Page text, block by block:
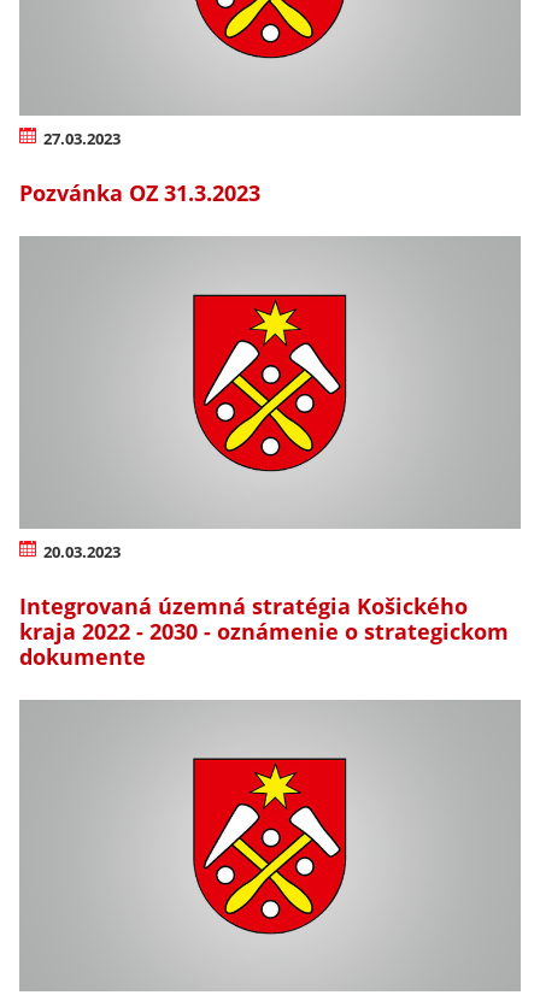
27.03.2023
Pozvánka OZ 31.3.2023
20.03.2023
Integrovaná územná stratégia Košického
kraja 2022 - 2030 - oznámenie o strategickom
dokumente